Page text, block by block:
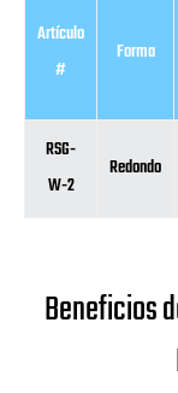
Artículo
#
Forma
RSG-
W-2
Redondo
Beneficios